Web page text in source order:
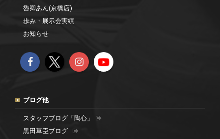
魯卿あん(京橋店)
歩み・展示会実績
お知らせ
ブログ他
スタッフブログ「陶心」
黒田草臣ブログ